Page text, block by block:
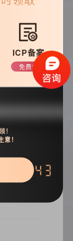
ICP备案
免费领
！
！
42